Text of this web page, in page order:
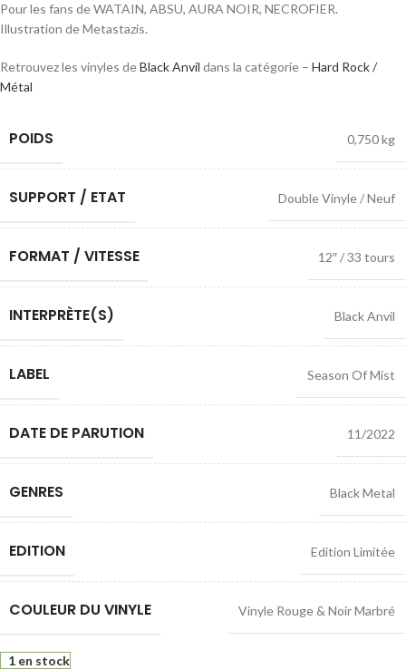
Pour les fans de WATAIN, ABSU, AURA NOIR, NECROFIER.
Illustration de Metastazis.
Retrouvez les vinyles deBlack Anvil dans la catégorie – Hard Rock /
Métal
POIDS 0,750 kg
SUPPORT / ETAT Double Vinyle / Neuf
FORMAT / VITESSE 12″ / 33 tours
INTERPRÈTE(S) Black Anvil
LABEL Season Of Mist
DATE DE PARUTION 11/2022
GENRES Black Metal
EDITION Edition Limitée
COULEUR DU VINYLE Vinyle Rouge & Noir Marbré
1 en stock